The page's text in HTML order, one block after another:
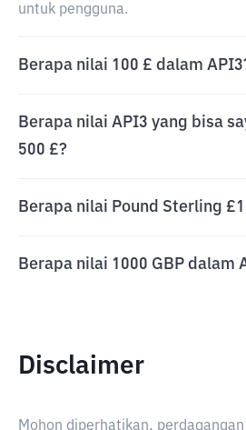
untuk pengguna.
Berapa nilai 100 £ dalam
Berapa nilai API3 yang bisa
500 £?
Berapa nilai Pound Sterling
Berapa nilai 1000 GBP dalam
Disclaimer
Mohon diperhatikan,